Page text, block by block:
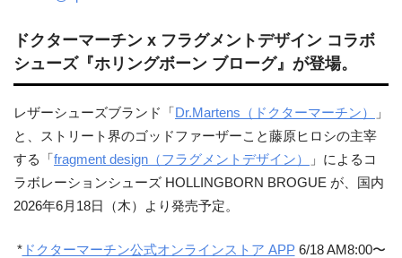
ドクターマーチン x フラグメントデザイン コラボ
シューズ『ホリングボーン ブローグ』が登場。
レザーシューズブランド「 Dr.Martens（ドクターマーチン）
」
と、ストリート界のゴッドファーザーこと藤原ヒロシの主宰
する「 fragment design（フラグメントデザイン）
」によるコ
ラボレーションシューズ HOLLINGBORN BROGUE が、国内
2026年6月18日（木）より発売予定。
*ドクターマーチン公式オンラインストア APP6/18 AM8:00〜